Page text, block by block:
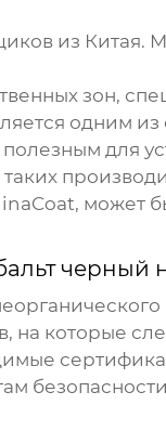
из
зон,
одним из
для
может
черный
на которые